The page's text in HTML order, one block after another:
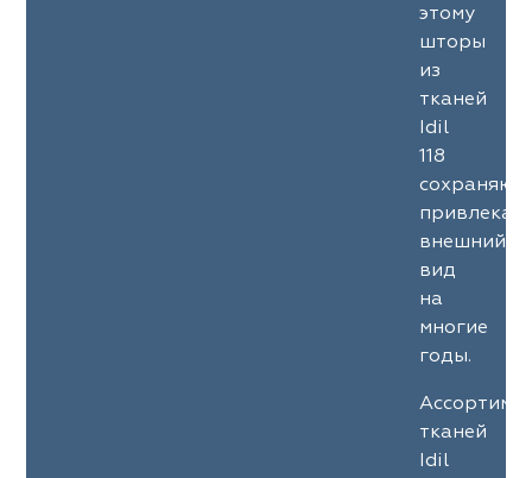
этому
шторы
из
тканей
Idil
118
сохраняют
внешний
вид
на
многие
годы.
тканей
Idil